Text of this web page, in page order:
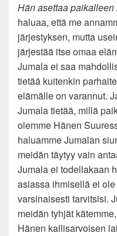
Hän asettaa
haluaa, että me
järjestyksen, mutta
järjestää itse omaa
Jumala ei saa
tietää kuitenkin
elämälle on varannut.
Jumala tietää, millä
olemme Hänen
haluamme Jumalan
meidän täytyy vain
Jumala ei todellakaan
asiassa ihmisellä ei
varsinaisesti tarvitsisi.
meidän tyhjät
Hänen kallisarvoisen